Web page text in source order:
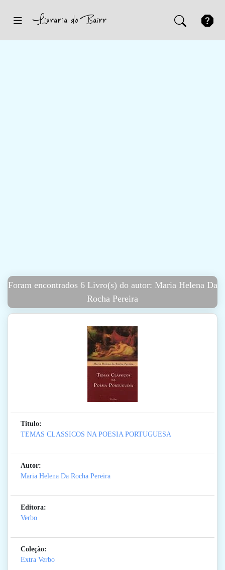
Foram encontrados 6 Livro(s) do autor: Maria Helena Da
Rocha Pereira
Titulo:
TEMAS CLASSICOS NA POESIA PORTUGUESA
Autor:
Maria Helena Da Rocha Pereira
Editora:
Verbo
Coleção:
Extra Verbo